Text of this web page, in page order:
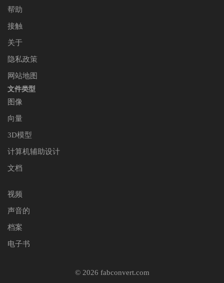
帮助
接触
关于
隐私政策
网站地图
文件类型
图像
向量
3D模型
计算机辅助设计
文档
视频
声音的
档案
电子书
© 2026 fabconvert.com